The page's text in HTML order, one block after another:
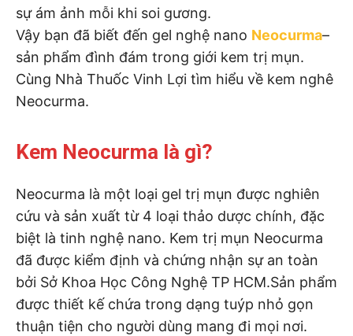
sự ám ảnh mỗi khi soi gương.
Vậy bạn đã biết đến gel nghệ nano Neocurma–
sản phẩm đình đám trong giới kem trị mụn.
Cùng Nhà Thuốc Vinh Lợi tìm hiểu về kem nghê
Neocurma.
Kem Neocurma là gì?
Neocurma là một loại gel trị mụn được nghiên
cứu và sản xuất từ 4 loại thảo dược chính, đặc
biệt là tinh nghệ nano. Kem trị mụn Neocurma
đã được kiểm định và chứng nhận sự an toàn
bởi Sở Khoa Học Công Nghệ TP HCM.Sản phẩm
được thiết kế chứa trong dạng tuýp nhỏ gọn
thuận tiện cho người dùng mang đi mọi nơi.